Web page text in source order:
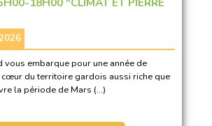
vous embarque pour une année de
du territoire gardois aussi riche que
la période de Mars (…)